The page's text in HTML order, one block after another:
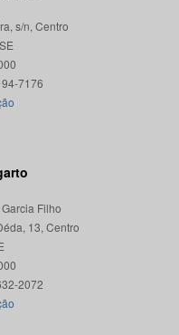
s/n, Centro
Filho
13, Centro